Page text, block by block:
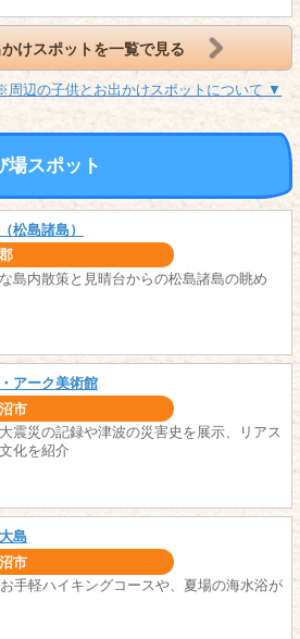
けスポットを一覧で見る
周辺の子供とお出かけスポットについて ▼
場スポット
松島諸島）
島内散策と見晴台からの松島諸島の眺め
アーク美術館
市
震災の記録や津波の災害史を展示、リアス
化を紹介
島
市
手軽ハイキングコースや、夏場の海水浴が